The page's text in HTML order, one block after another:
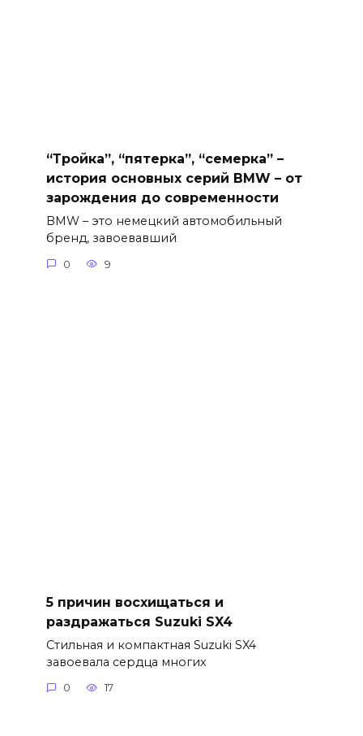
“Тройка”, “пятерка”, “семерка” –
история основных серий BMW – от
зарождения до современности
BMW – это немецкий автомобильный
бренд, завоевавший
0 9
5 причин восхищаться и
раздражаться Suzuki SX4
Стильная и компактная Suzuki SX4
завоевала сердца многих
0 17